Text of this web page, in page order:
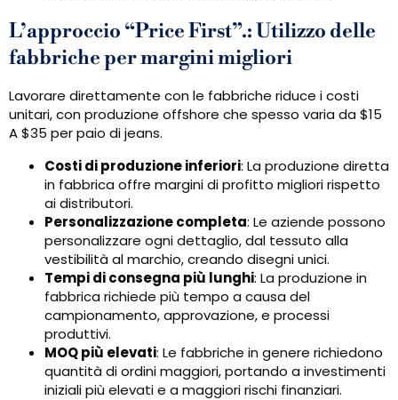
L’approccio “Price First”.: Utilizzo delle
fabbriche per margini migliori
Lavorare direttamente con le fabbriche riduce i costi
unitari, con produzione offshore che spesso varia da $15
A $35 per paio di jeans.
Costi di produzione inferiori: La produzione diretta
in fabbrica offre margini di profitto migliori rispetto
ai distributori.
Personalizzazione completa: Le aziende possono
personalizzare ogni dettaglio, dal tessuto alla
vestibilità al marchio, creando disegni unici.
Tempi di consegna più lunghi: La produzione in
fabbrica richiede più tempo a causa del
campionamento, approvazione, e processi
produttivi.
MOQ più elevati: Le fabbriche in genere richiedono
quantità di ordini maggiori, portando a investimenti
iniziali più elevati e a maggiori rischi finanziari.